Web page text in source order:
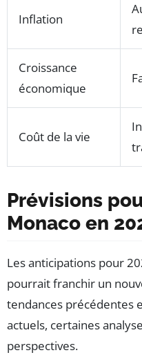
Inflation
Croissance
économique
Coût de la vie
Prévisions
Monaco en
Les anticipations pour
pourrait franchir un
tendances précédentes
actuels, certaines
perspectives.